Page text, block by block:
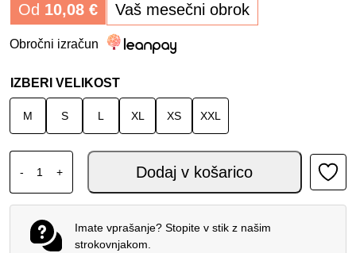
Od 10,08 € Vaš mesečni obrok
Obročni izračun
IZBERI VELIKOST
M S L XL XS XXL
-
SHOEI NXR2 IDEOGRAPH TC-6 količina
+ Dodaj v košarico
Imate vprašanje? Stopite v stik z našim
strokovnjakom.